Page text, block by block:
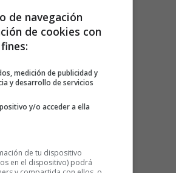
de navegación
de cookies con
medición de publicidad y
y desarrollo de servicios
y/o acceder a ella
de tu dispositivo
en el dispositivo) podrá